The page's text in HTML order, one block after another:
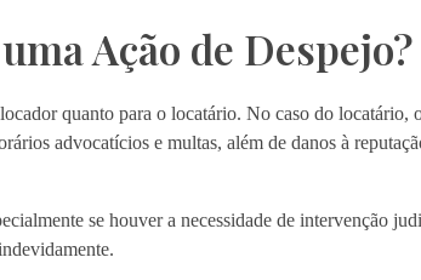
Ação de Despejo?
quanto para o locatário. No caso do locatário,
advocatícios e multas, além de danos à
se houver a necessidade de intervenção